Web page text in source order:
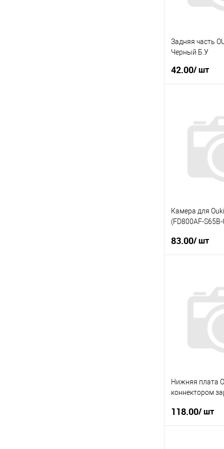
Задняя часть
Черный Б.У
42.00/ шт
Купити в 1
У вибране
Камера для
(FD800AF-
83.00/ шт
Купити в 1
У вибране
Нижняя плата
коннектором
118.00/ шт